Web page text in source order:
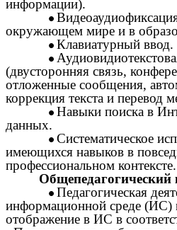
информации).
окружающем мире и в
Клавиатурный ввод.
(двусторонняя связь,
отложенные сообщения,
коррекция текста и перевод
Навыки поиска в
данных.
Систематическое
имеющихся навыков в
профессиональном контексте.
Общепедагогический
Педагогическая
информационной среде (ИС)
отображение в ИС в